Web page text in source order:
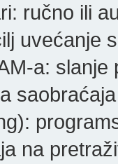
ručno ili
uvećanje
a:
na